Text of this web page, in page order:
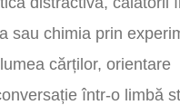
sau chimia prin
cărților, orientare
într-o limbă